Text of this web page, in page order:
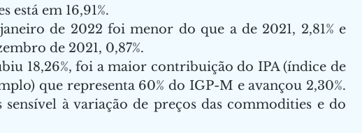
está em 16,91%.
de 2022 foi menor do que a de 2021, 2,81% e
de 2021, 0,87%.
18,26%, foi a maior contribuição do IPA (índice de
que representa 60% do IGP-M e avançou 2,30%.
à variação de preços das commodities e do